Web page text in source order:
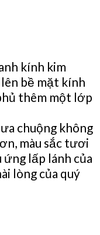
kính kim
bề mặt kính
thêm một lớp
chuộng không
màu sắc tươi
ứng lấp lánh của
lòng của quý